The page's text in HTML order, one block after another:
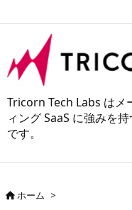
Tricorn Tech Labs はメ
ィング SaaS に強みを
です。
ホーム >